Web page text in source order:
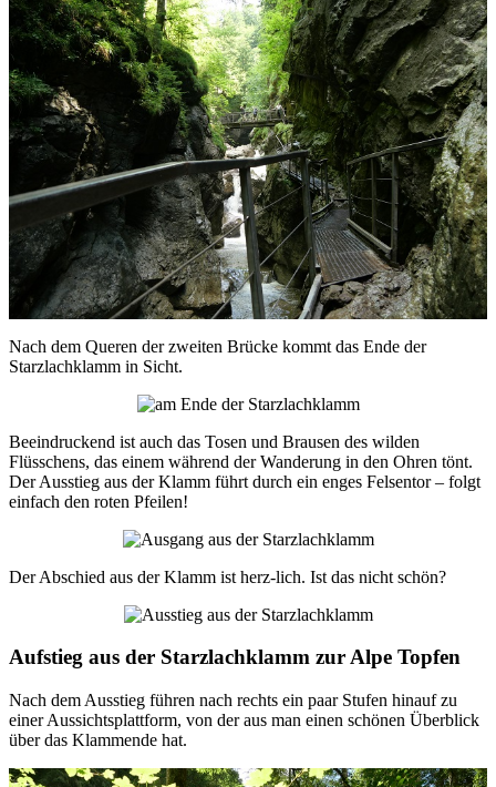
Nach dem Queren der zweiten Brücke kommt das Ende der
Starzlachklamm in Sicht.
Beeindruckend ist auch das Tosen und Brausen des wilden
Flüsschens, das einem während der Wanderung in den Ohren tönt.
Der Ausstieg aus der Klamm führt durch ein enges Felsentor – folgt
einfach den roten Pfeilen!
Der Abschied aus der Klamm ist herz-lich. Ist das nicht schön?
Aufstieg aus der Starzlachklamm zur Alpe Topfen
Nach dem Ausstieg führen nach rechts ein paar Stufen hinauf zu
einer Aussichtsplattform, von der aus man einen schönen Überblick
über das Klammende hat.